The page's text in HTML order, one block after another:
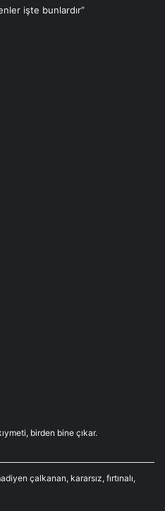
işte bunlardır”
birden bine çıkar.
çalkanan, kararsız, fırtınalı,